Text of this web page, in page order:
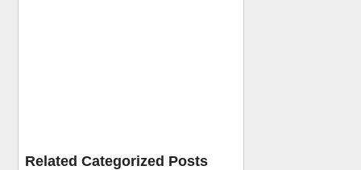
Related Categorized Posts